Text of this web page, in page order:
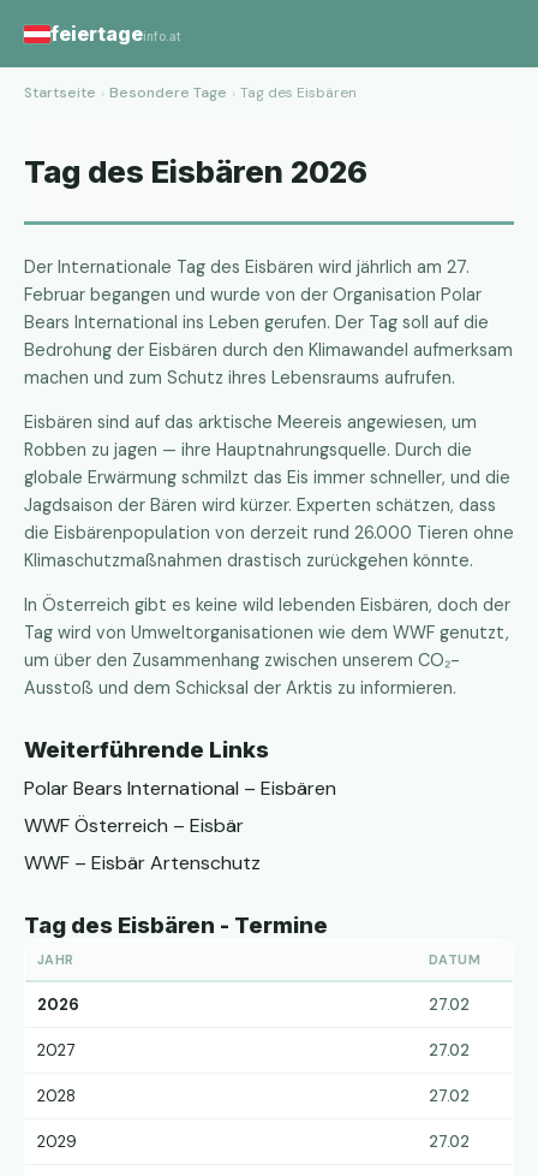
feiertageinfo.at
Startseite › Besondere Tage › Tag des Eisbären
Tag des Eisbären 2026
Der Internationale Tag des Eisbären wird jährlich am 27.
Februar begangen und wurde von der Organisation Polar
Bears International ins Leben gerufen. Der Tag soll auf die
Bedrohung der Eisbären durch den Klimawandel aufmerksam
machen und zum Schutz ihres Lebensraums aufrufen.
Eisbären sind auf das arktische Meereis angewiesen, um
Robben zu jagen — ihre Hauptnahrungsquelle. Durch die
globale Erwärmung schmilzt das Eis immer schneller, und die
Jagdsaison der Bären wird kürzer. Experten schätzen, dass
die Eisbärenpopulation von derzeit rund 26.000 Tieren ohne
Klimaschutzmaßnahmen drastisch zurückgehen könnte.
In Österreich gibt es keine wild lebenden Eisbären, doch der
Tag wird von Umweltorganisationen wie dem WWF genutzt,
um über den Zusammenhang zwischen unserem CO₂-
Ausstoß und dem Schicksal der Arktis zu informieren.
Weiterführende Links
Polar Bears International – Eisbären
WWF Österreich – Eisbär
WWF – Eisbär Artenschutz
Tag des Eisbären - Termine
JAHR DATUM
2026 27.02
2027 27.02
2028 27.02
2029 27.02